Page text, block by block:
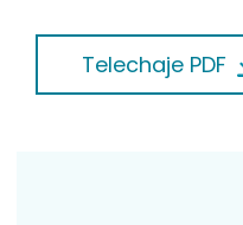
Telechaje PDF